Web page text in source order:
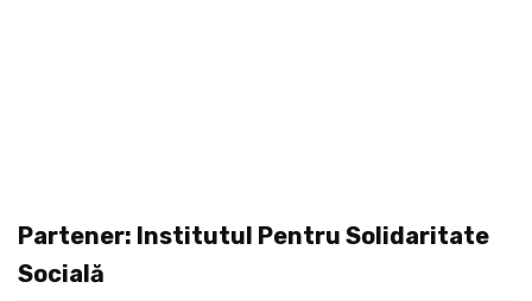
Partener: Institutul Pentru Solidaritate
Socială